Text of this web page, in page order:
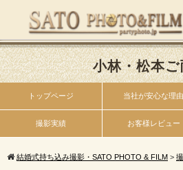
小林・松本ご
トップページ 当社が安心な理由
撮影実績 お客様レビュー
結婚式持ち込み撮影・SATO PHOTO & FILM >